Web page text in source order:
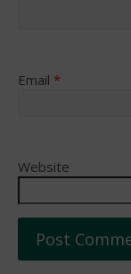
Email *
Website